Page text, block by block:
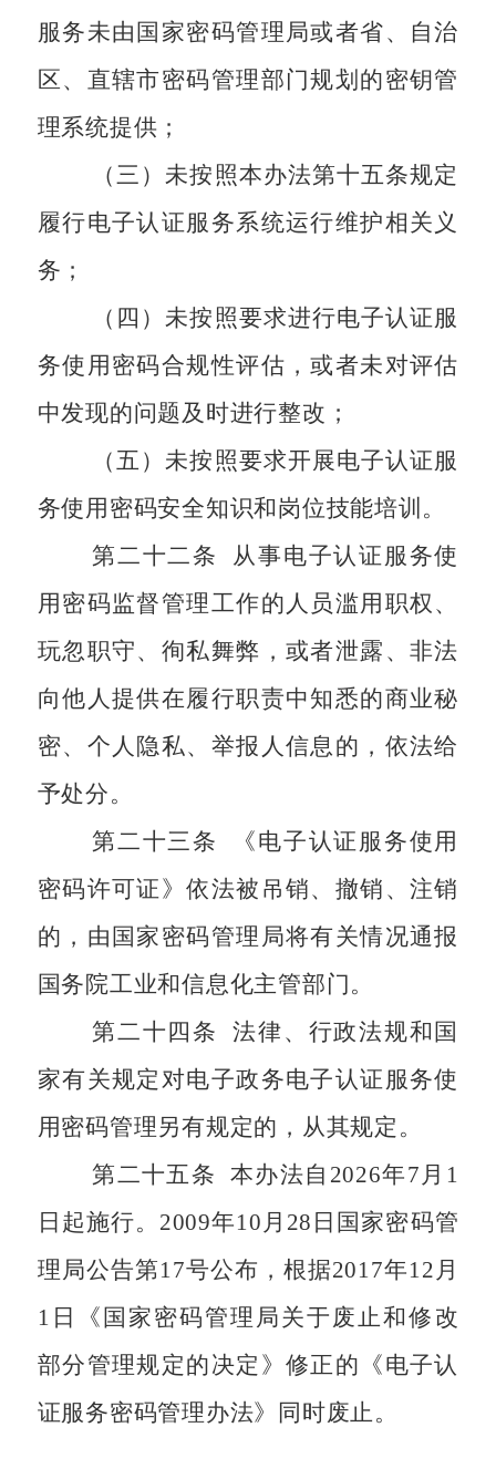
服务未由国家密码管理局或者省、自治
区、直辖市密码管理部门规划的密钥管
理系统提供；
（三）未按照本办法第十五条规定
履行电子认证服务系统运行维护相关义
务；
（四）未按照要求进行电子认证服
务使用密码合规性评估，或者未对评估
中发现的问题及时进行整改；
（五）未按照要求开展电子认证服
务使用密码安全知识和岗位技能培训。
第二十二条
从事电子认证服务使
用密码监督管理工作的人员滥用职权、
玩忽职守、徇私舞弊，或者泄露、非法
向他人提供在履行职责中知悉的商业秘
密、个人隐私、举报人信息的，依法给
予处分。
第二十三条
《电子认证服务使用
密码许可证》依法被吊销、撤销、注销
的，由国家密码管理局将有关情况通报
国务院工业和信息化主管部门。
第二十四条
法律、行政法规和国
家有关规定对电子政务电子认证服务使
用密码管理另有规定的，从其规定。
第二十五条
本办法自 2026年7 月 1
日起施行。 2009年10 月 28 日国家密码管
理局公告第17号公布，根据2017年12 月
1 日《国家密码管理局关于废止和修改
部分管理规定的决定》修正的《电子认
证服务密码管理办法》同时废止。